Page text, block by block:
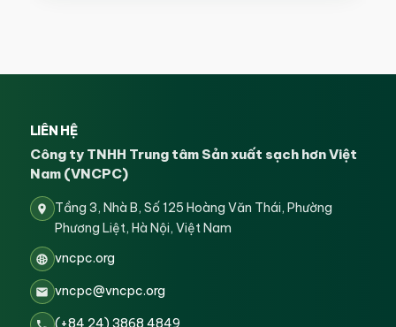
LIÊN HỆ
Công ty TNHH Trung tâm Sản xuất sạch hơn Việt
Nam (VNCPC)
Tầng 3, Nhà B, Số 125 Hoàng Văn Thái, Phường
Phương Liệt, Hà Nội, Việt Nam
vncpc.org
vncpc@vncpc.org
(+84 24) 3868 4849